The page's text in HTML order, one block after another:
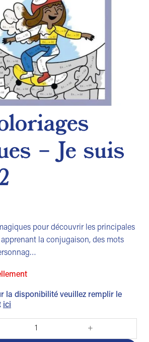
– Je suis
pour découvrir les principales
la conjugaison, des mots
la disponibilité veuillez remplir le
ici
magiques - Je suis en CE2